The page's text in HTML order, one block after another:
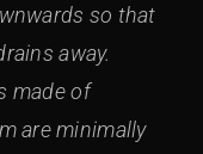
so that
away.
made of
are minimally